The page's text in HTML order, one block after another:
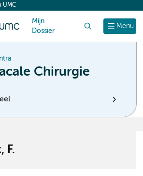
Menu
UMC
Mijn
Dossier
Chirurgie
F.